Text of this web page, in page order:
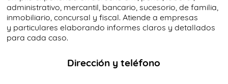
administrativo, mercantil, bancario, sucesorio, de familia,
inmobiliario, concursal y fiscal. Atiende a empresas
y particulares elaborando informes claros y detallados
para cada caso.
Dirección y teléfono